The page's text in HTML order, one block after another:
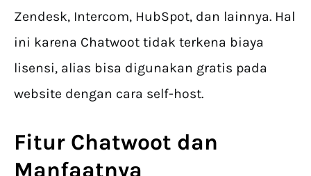
Zendesk, Intercom, HubSpot, dan lainnya. Hal
ini karena Chatwoot tidak terkena biaya
lisensi, alias bisa digunakan gratis pada
website dengan cara self-host.
Fitur Chatwoot dan
Manfaatnya